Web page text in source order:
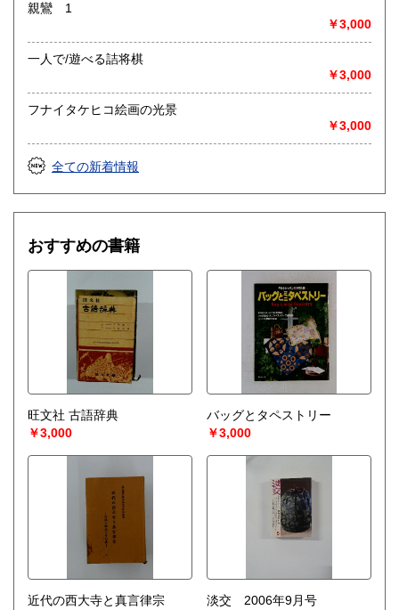
親鸞 1
￥3,000
一人で/遊べる詰将棋
￥3,000
フナイタケヒコ絵画の光景
￥3,000
全ての新着情報
おすすめの書籍
旺文社 古語辞典
￥3,000
バッグとタペストリー
￥3,000
近代の西大寺と真言律宗
淡交 2006年9月号